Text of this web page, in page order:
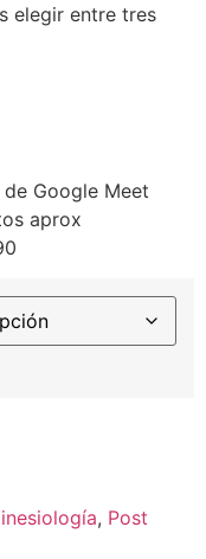
elegir entre tres
Google Meet
aprox
, Post